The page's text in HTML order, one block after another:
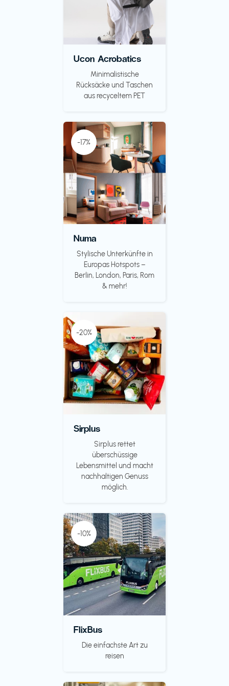
Ucon Acrobatics
Minimalistische
Rücksäcke und Taschen
aus recyceltem PET
-17%
Numa
Stylische Unterkünfte in
Europas Hotspots –
Berlin, London, Paris, Rom
& mehr!
-20%
Sirplus
Sirplus rettet
überschüssige
Lebensmittel und macht
nachhaltigen Genuss
möglich.
-10%
FlixBus
Die einfachste Art zu
reisen